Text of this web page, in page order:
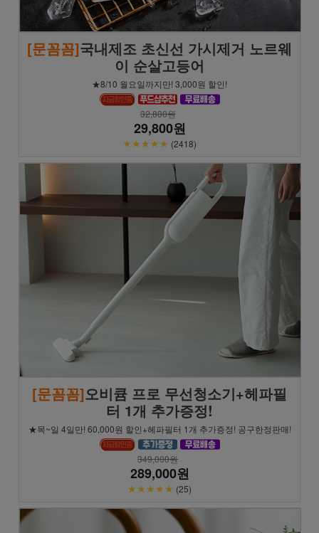
[문꼼꼼]국내제조 초신선 가시제거 노르웨
이 순살고등어
★8/10 월요일까지만! 3,000원 할인!
32,800원
29,800원
★★★★★ (2418)
[문꼼꼼]오비큠 프로 무선청소기+헤파필
터 1개 추가증정!
★목~일 4일만! 60,000원 할인+헤파필터 1개 추가증정! 공구한정판매!
349,000원
289,000원
★★★★★ (25)